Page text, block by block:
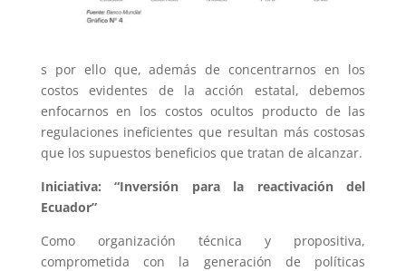
s por ello que, además de concentrarnos en los
costos evidentes de la acción estatal, debemos
enfocarnos en los costos ocultos producto de las
regulaciones ineficientes que resultan más costosas
que los supuestos beneficios que tratan de alcanzar.
Iniciativa: “Inversión para la reactivación del
Ecuador”
Como organización técnica y propositiva,
comprometida con la generación de políticas